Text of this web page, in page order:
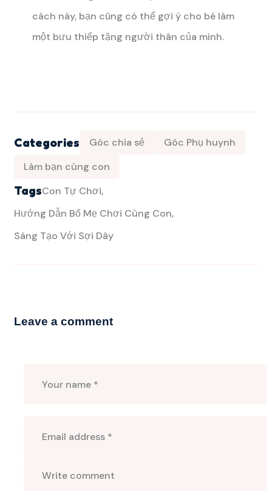
cách này, bạn cũng có thể gợi ý cho bé làm
một bưu thiếp tặng người thân của mình.
Categories Góc chia sẻ
Góc Phụ huynh
Làm bạn cùng con
TagsCon Tự Chơi
Hướng Dẫn Bố Mẹ Chơi Cùng Con
Sáng Tạo Với Sợi Dây
Leave a comment